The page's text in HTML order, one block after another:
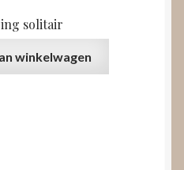
solitair
winkelwagen